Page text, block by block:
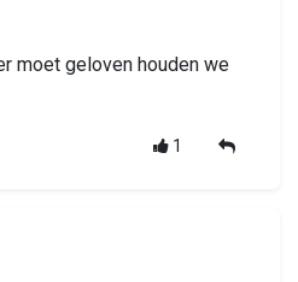
moet geloven houden we
1